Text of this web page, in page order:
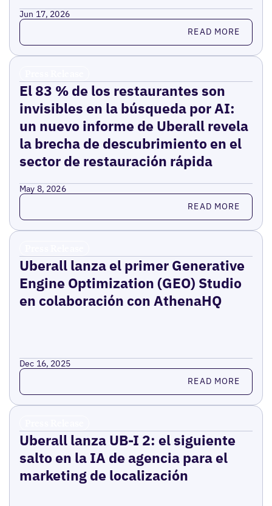
Jun 17, 2026
Read more READ MORE
El 83 % de los restaurantes son
invisibles en la búsqueda por AI:
un nuevo informe de Uberall revela
la brecha de descubrimiento en el
sector de restauración rápida
May 8, 2026
Read more READ MORE
Uberall lanza el primer Generative
Engine Optimization (GEO) Studio
en colaboración con AthenaHQ
Dec 16, 2025
Read more READ MORE
Uberall lanza UB-I 2: el siguiente
salto en la IA de agencia para el
marketing de localización